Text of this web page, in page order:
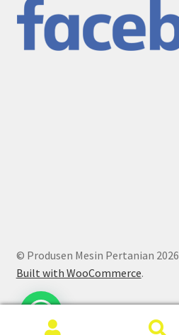
© Produsen Mesin Pertanian 2026
Built with WooCommerce.